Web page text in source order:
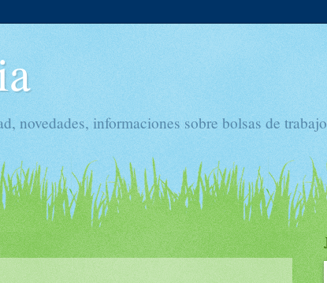
novedades, informaciones sobre bolsas de